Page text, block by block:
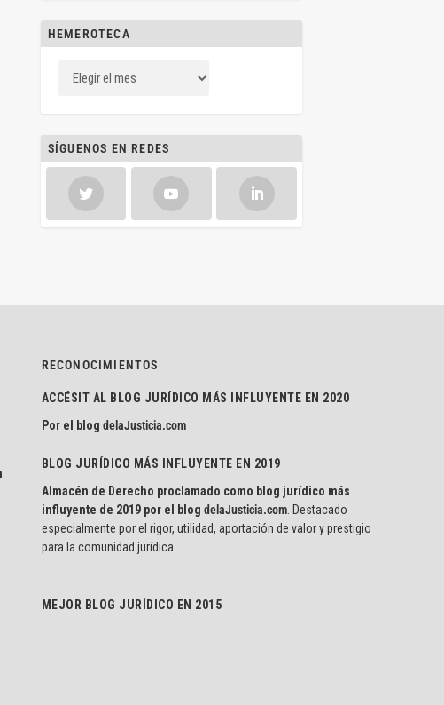
HEMEROTECA
SÍGUENOS EN REDES
RECONOCIMIENTOS
ACCÉSIT AL BLOG JURÍDICO MÁS INFLUYENTE EN 2020
Por el blog delaJusticia.com
BLOG JURÍDICO MÁS INFLUYENTE EN 2019
Almacén de Derecho proclamado como blog jurídico más
influyente de 2019 por el blog delaJusticia.com. Destacado
especialmente por el rigor, utilidad, aportación de valor y prestigio
para la comunidad jurídica.
MEJOR BLOG JURÍDICO EN 2015